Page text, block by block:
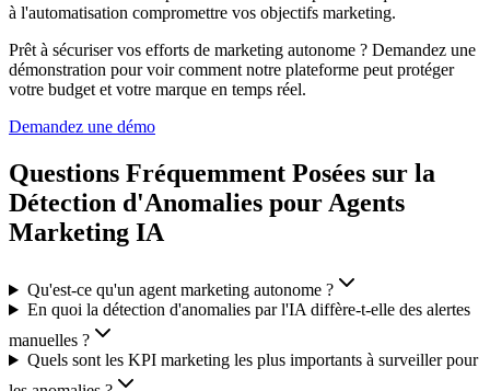
à l'automatisation compromettre vos objectifs marketing.
Prêt à sécuriser vos efforts de marketing autonome ? Demandez une
démonstration pour voir comment notre plateforme peut protéger
votre budget et votre marque en temps réel.
Demandez une démo
Questions Fréquemment Posées sur la
Détection d'Anomalies pour Agents
Marketing IA
Qu'est-ce qu'un agent marketing autonome ?
En quoi la détection d'anomalies par l'IA diffère-t-elle des alertes
manuelles ?
Quels sont les KPI marketing les plus importants à surveiller pour